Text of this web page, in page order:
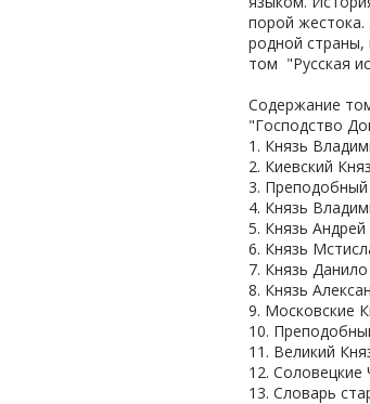
порой жестока.
родной
том "Русская
Содержание
"Господство
1. Князь
2. Киевский
3.
4. Князь
5. Князь
6. Князь
7. Князь
8. Князь
9. Московские
10.
11. Великий
12.
13. Словарь